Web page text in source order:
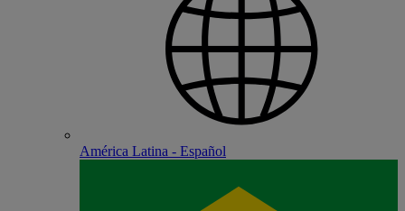
América Latina - Español